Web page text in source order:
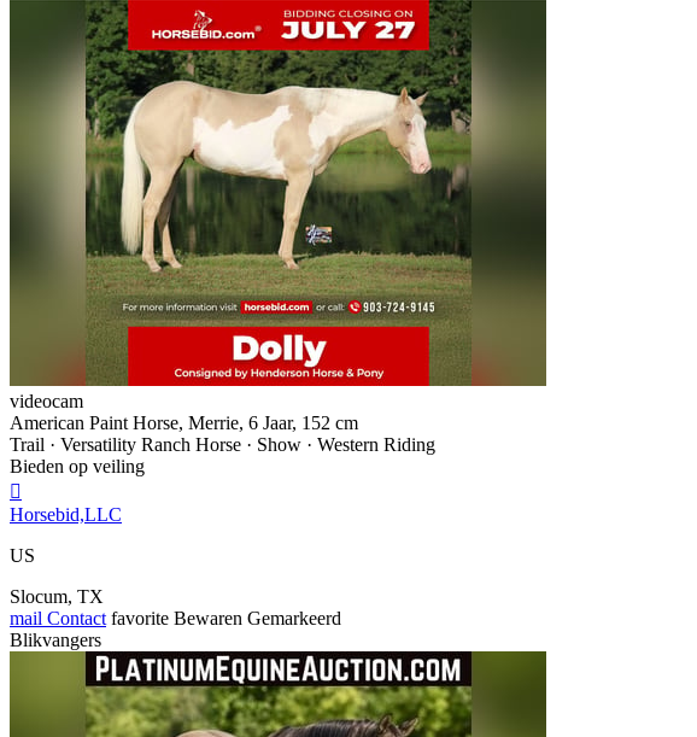
videocam
American Paint Horse, Merrie, 6 Jaar, 152 cm
Trail · Versatility Ranch Horse · Show · Western Riding
Bieden op veiling

Horsebid,LLC
US
Slocum, TX
mail Contact favorite Bewaren Gemarkeerd
Blikvangers